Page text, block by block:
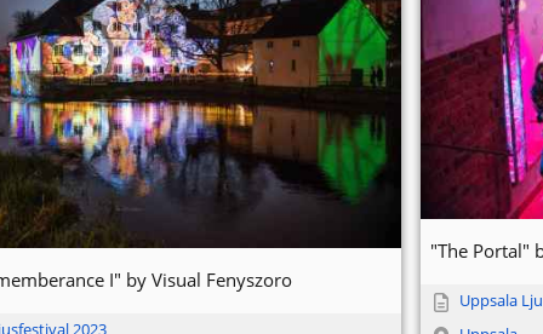
"The Portal"
Uppsala
I" by Visual Fenyszoro
2023